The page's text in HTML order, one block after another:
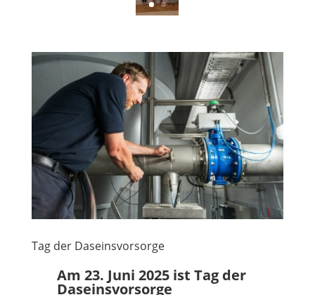
Tag der Daseinsvorsorge
Am 23. Juni 2025 ist Tag der
Daseinsvorsorge